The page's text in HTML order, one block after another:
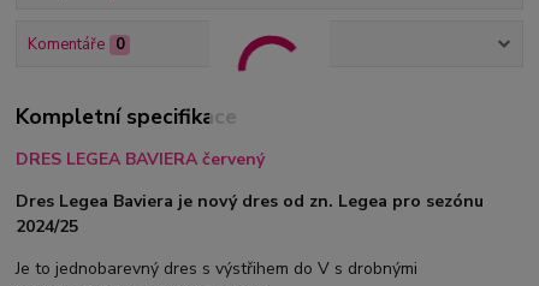
Komentáře 0
Kompletní specifikace
DRES LEGEA BAVIERA červený
Dres Legea Baviera je nový dres od zn. Legea pro sezónu
2024/25
Je to jednobarevný dres s výstřihem do V s drobnými